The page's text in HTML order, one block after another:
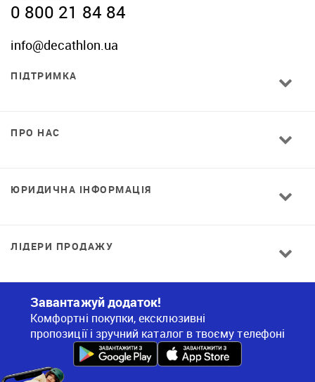
0 800 21 84 84
info@decathlon.ua
ПІДТРИМКА
ПРО НАС
ЮРИДИЧНА ІНФОРМАЦІЯ
ЛІДЕРИ ПРОДАЖУ
Завантажуй додаток!
Комфортні покупки, ексклюзивні
пропозиції і зручний каталог в твоєму телефоні